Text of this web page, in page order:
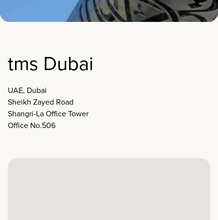
tms Dubai
UAE, Dubai
Sheikh Zayed Road
Shangri-La Office Tower
Office No.506